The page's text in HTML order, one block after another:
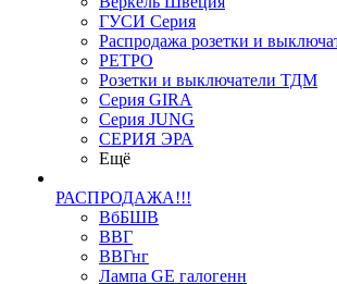
ГУСИ Серия
Распродажа розетки и
РЕТРО
Розетки и выключатели ТДМ
Серия GIRA
Серия JUNG
СЕРИЯ ЭРА
Ещё
РАСПРОДАЖА!!!
ВбБШВ
ВВГ
ВВГнг
Лампа GE галогенн